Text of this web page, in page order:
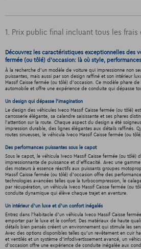
1. Prix public final incluant tous les frais
Découvrez les caractéristiques exceptionnelles des
fermée (ou tôlé) d'occasion: là où style,
À la recherche d'un modèle de voiture qui impressionne non
puissantes, mais aussi par son design raffiné et son intérieur
Massif Caisse fermée (ou tôlé) d'occasion. Ce modèle phare
automobile et offre une expérience de conduite qui dépasse
Un design qui dépasse l'imagination
Le design des véhicules Iveco Massif Caisse fermée (ou tôlé)
carrosserie élégante, sa calandre saisissante et ses phares
l'attention sur la route. Chaque aspect du design a été
impression durable, des lignes élégantes aux détails raffinés.
routes sinueuses, le véhicula Iveco Massif Caisse fermée (ou
Des performances puissantes sous le capot
Sous le capot, le véhicula Iveco Massif Caisse fermée (ou tôlé)
impressionnante de puissance et d'efficacité. Avec une
des moteurs à essence réactifs aux puissants groupes
Massif Caisse fermée (ou tôlé) d'occasion offre des
technologies avancées telles que la turbocompression, le
par récupération, un véhicula Iveco Massif Caisse fermée (ou
conduite dynamique qui élève chaque trajet en aventure.
Un intérieur d’un luxe et d’un confort inégalés
Entrez dans l'habitacle d'un véhicula Iveco Massif Caisse
emporter par le luxe et le confort. Des matériaux de haute
détails bien pensés créent un environnement qui stimule les
Avec des options disponibles telles qu'un revêtement en cuir
et ventilés et un système d'infodivertissement avancé, un
d'occasion offre une expérience de conduite inégalée aux